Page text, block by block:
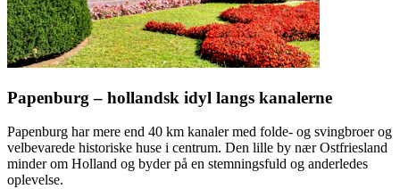
Papenburg – hollandsk idyl langs kanalerne
Papenburg har mere end 40 km kanaler med folde- og svingbroer og
velbevarede historiske huse i centrum. Den lille by nær Ostfriesland
minder om Holland og byder på en stemningsfuld og anderledes
oplevelse.